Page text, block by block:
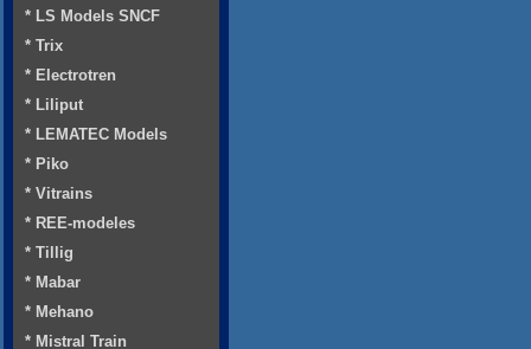
* LS Models SNCF
* Trix
* Electrotren
* Liliput
* LEMATEC Models
* Piko
* Vitrains
* REE-modeles
* Tillig
* Mabar
* Mehano
* Mistral Train